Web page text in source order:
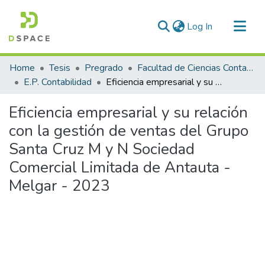
Log In (current)
Communities & Collections
All of DSpace
Home Tesis Pregrado
Facultad de Ciencias Contables y Financieras
E.P. Contabilidad
Eficiencia empresarial y su relación con la gestión de ventas del Grupo Santa Cruz M y N Sociedad Comercial Limitada de Antauta - Melgar - 2023
Eficiencia empresarial y su relación
con la gestión de ventas del Grupo
Santa Cruz M y N Sociedad
Comercial Limitada de Antauta -
Melgar - 2023